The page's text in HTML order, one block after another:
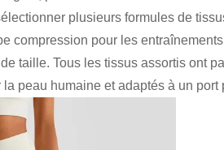
plusieurs formules de
compression pour les
taille. Tous les tissus assortis ont
peau humaine et adaptés à un port